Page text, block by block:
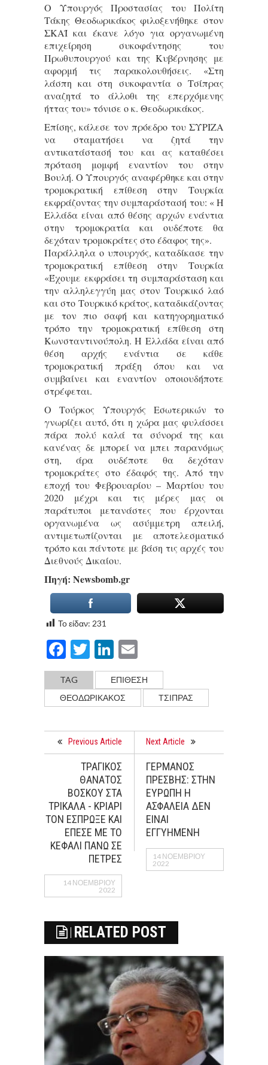
Ο Υπουργός Προστασίας του Πολίτη
Τάκης Θεοδωρικάκος φιλοξενήθηκε στον
ΣΚΑΪ και έκανε λόγο για οργανωμένη
επιχείρηση συκοφάντησης του
Πρωθυπουργού και της Κυβέρνησης με
αφορμή τις παρακολουθήσεις. «Στη
λάσπη και στη συκοφαντία ο Τσίπρας
αναζητά το άλλοθι της επερχόμενης
ήττας του» τόνισε ο κ. Θεοδωρικάκος.
Επίσης, κάλεσε τον πρόεδρο του ΣΥΡΙΖΑ
να σταματήσει να ζητά την
αντικατάστασή του και ας καταθέσει
πρόταση μομφή εναντίον του στην
Βουλή. Ο Υπουργός αναφέρθηκε και στην
τρομοκρατική επίθεση στην Τουρκία
εκφράζοντας την συμπαράστασή του: « Η
Ελλάδα είναι από θέσης αρχών ενάντια
στην τρομοκρατία και ουδέποτε θα
δεχόταν τρομοκράτες στο έδαφος της».
Παράλληλα ο υπουργός, καταδίκασε την
τρομοκρατική επίθεση στην Τουρκία
«Έχουμε εκφράσει τη συμπαράσταση και
την αλληλεγγύη μας στον Τουρκικό λαό
και στο Τουρκικό κράτος, καταδικάζοντας
με τον πιο σαφή και κατηγορηματικό
τρόπο την τρομοκρατική επίθεση στη
Κωνσταντινούπολη. Η Ελλάδα είναι από
θέση αρχής ενάντια σε κάθε
τρομοκρατική πράξη όπου και να
συμβαίνει και εναντίον οποιουδήποτε
στρέφεται.
Ο Τούρκος Υπουργός Εσωτερικών το
γνωρίζει αυτό, ότι η χώρα μας φυλάσσει
πάρα πολύ καλά τα σύνορά της και
κανένας δε μπορεί να μπει παρανόμως
στη, άρα ουδέποτε θα δεχόταν
τρομοκράτες στο έδαφός της. Από την
εποχή του Φεβρουαρίου – Μαρτίου του
2020 μέχρι και τις μέρες μας οι
παράτυποι μετανάστες που έρχονται
οργανωμένα ως ασύμμετρη απειλή,
αντιμετωπίζονται με αποτελεσματικό
τρόπο και πάντοτε με βάση τις αρχές του
Διεθνούς Δικαίου.
Πηγή: Νewsbomb.gr
Το είδαν: 231
Facebook
TwitterLinkedIn
TAG
ΕΠΙΘΕΣΗ
ΘΕΟΔΩΡΙΚΑΚΟΣ
ΤΣΊΠΡΑΣ
Previous Article
ΤΡΑΓΙΚΟΣ
ΘΑΝΑΤΟΣ
ΒΟΣΚΟΥ ΣΤΑ
ΤΡΙΚΑΛΑ - ΚΡΙΑΡΙ
ΤΟΝ ΕΣΠΡΩΞΕ ΚΑΙ
ΕΠΕΣΕ ΜΕ ΤΟ
ΚΕΦΑΛΙ ΠΑΝΩ ΣΕ
ΠΕΤΡΕΣ
14 ΝΟΕΜΒΡΊΟΥ
2022
Next Article
ΓΕΡΜΑΝΟΣ
ΠΡΕΣΒΗΣ: ΣΤΗΝ
ΕΥΡΩΠΗ Η
ΑΣΦΑΛΕΙΑ ΔΕΝ
ΕΙΝΑΙ
ΕΓΓΥΗΜΕΝΗ
14 ΝΟΕΜΒΡΊΟΥ
2022
RELATED POST